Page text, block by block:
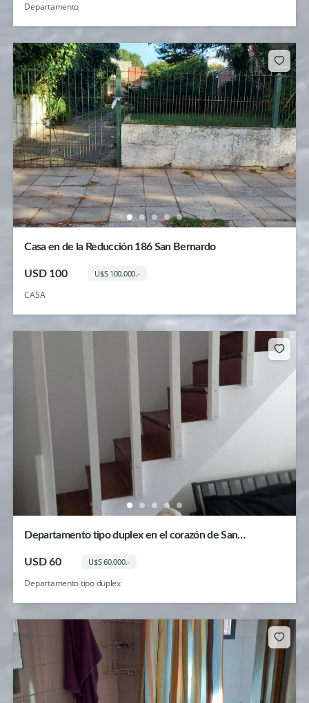
Departamento
Casa en de la Reducción 186 San Bernardo
USD 100 U$S 100.000.-
CASA
Departamento tipo duplex en el corazón de San
USD 60
U$S 60.000.-
Departamento tipo duplex